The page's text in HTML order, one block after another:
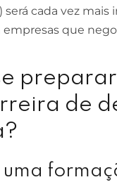
será cada vez
empresas que
de
uma